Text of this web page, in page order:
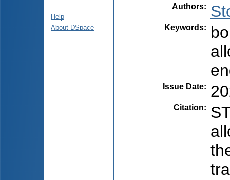
Help
About DSpace
Authors:
Keywords:
Issue Date:
Citation: